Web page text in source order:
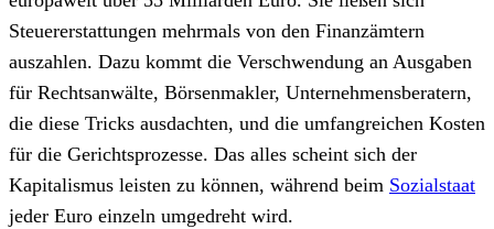
Steuererstattungen mehrmals von den Finanzämtern
auszahlen. Dazu kommt die Verschwendung an Ausgaben
für Rechtsanwälte, Börsenmakler, Unternehmensberatern,
die diese Tricks ausdachten, und die umfangreichen Kosten
für die Gerichtsprozesse. Das alles scheint sich der
Kapitalismus leisten zu können, während beim Sozialstaat
jeder Euro einzeln umgedreht wird.